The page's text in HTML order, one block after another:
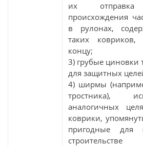
их
происхождения
в рулонах,
таких
концу;
3) грубые циновки
для защитных
4) ширмы
тростника),
аналогичных
коврики,
пригодные для